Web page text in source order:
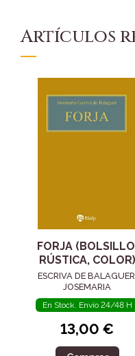
Artículos
FORJA
RÚSTICA, COLOR)
ESCRIVA DE
JOSEMARIA
En Stock. Envío 24/48 H
13,00 €